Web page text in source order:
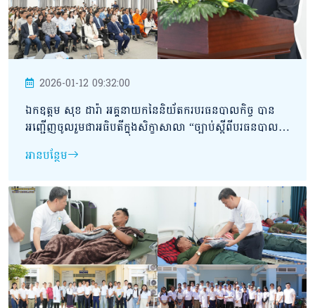
2026-01-12 09:32:00
ឯកឧត្តម សុខ ដារ៉ា អគ្គនាយកនៃនិយ័តករបរធនបាលកិច្ច បាន
អញ្ជើញចូលរួមជាអធិបតីក្នុងសិក្ខាសាលា “ច្បាប់ស្ដីពីបរធនបាល
អានបន្ថែម